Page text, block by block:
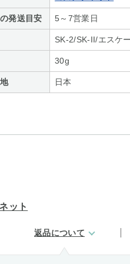
発送目安 5～7営業日
SK-2/SK-II/エスケ
30g
日本
ット
返品について